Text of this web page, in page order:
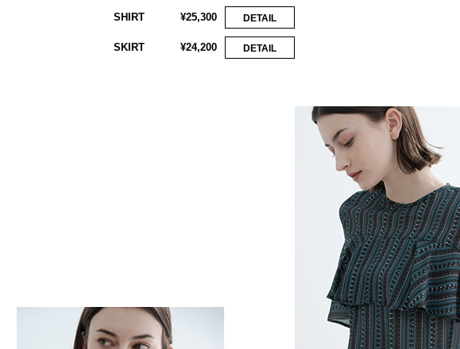
SHIRT ¥25,300 DETAIL
SKIRT ¥24,200 DETAIL